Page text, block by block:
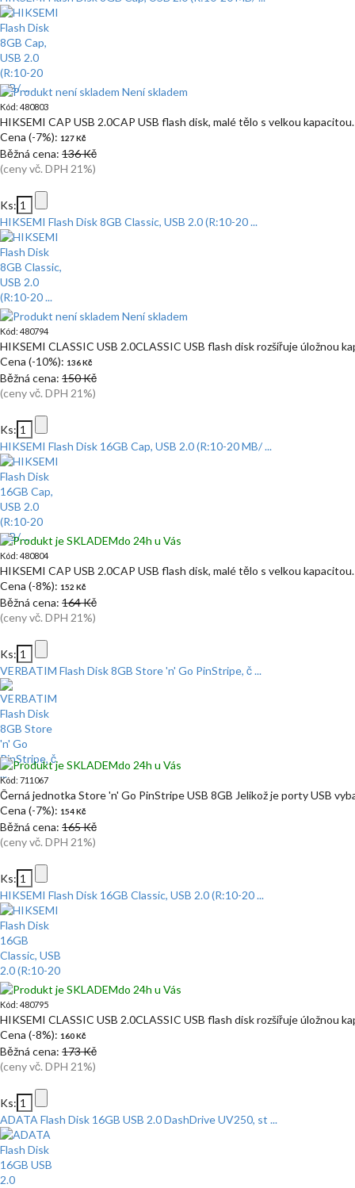
Není skladem
Kód: 480803
HIKSEMI CAP USB 2.0CAP USB flash disk, malé tělo s velkou
Cena (-7%): 127 Kč
Běžná cena: 136 Kč
(ceny vč. DPH 21%)
Ks:
HIKSEMI Flash Disk 8GB Classic, USB 2.0 (R:10-20 ...
Není skladem
Kód: 480794
HIKSEMI CLASSIC USB 2.0CLASSIC USB flash disk rozšiřuje úložnou
Cena (-10%): 136 Kč
Běžná cena: 150 Kč
(ceny vč. DPH 21%)
Ks:
HIKSEMI Flash Disk 16GB Cap, USB 2.0 (R:10-20 MB/ ...
do 24h u Vás
Kód: 480804
HIKSEMI CAP USB 2.0CAP USB flash disk, malé tělo s velkou
Cena (-8%): 152 Kč
Běžná cena: 164 Kč
(ceny vč. DPH 21%)
Ks:
VERBATIM Flash Disk 8GB Store 'n' Go PinStripe, č ...
do 24h u Vás
Kód: 711067
Černá jednotka Store 'n' Go PinStripe USB 8GB Jelikož je porty USB
Cena (-7%): 154 Kč
Běžná cena: 165 Kč
(ceny vč. DPH 21%)
Ks:
HIKSEMI Flash Disk 16GB Classic, USB 2.0 (R:10-20 ...
do 24h u Vás
Kód: 480795
HIKSEMI CLASSIC USB 2.0CLASSIC USB flash disk rozšiřuje úložnou
Cena (-8%): 160 Kč
Běžná cena: 173 Kč
(ceny vč. DPH 21%)
Ks:
ADATA Flash Disk 16GB USB 2.0 DashDrive UV250, st ...